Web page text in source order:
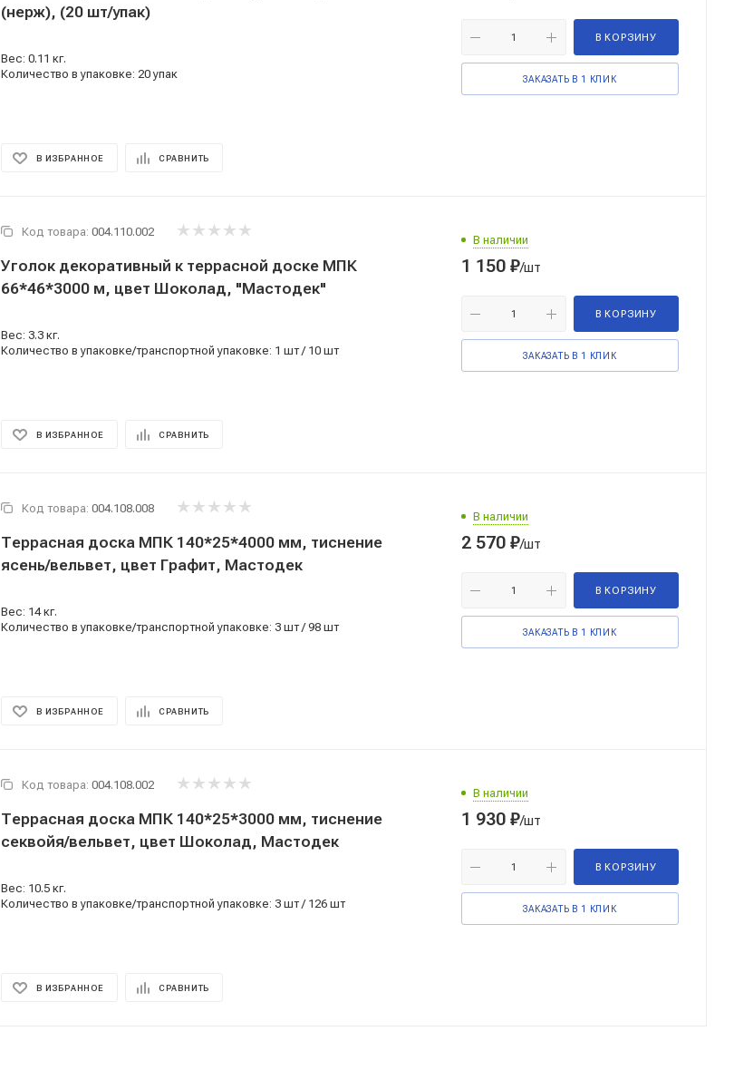
(нерж), (20 шт/упак)
Вес: 0.11 кг.
Количество в упаковке: 20 упак
В ИЗБРАННОЕ СРАВНИТЬ
В КОРЗИНУ
ЗАКАЗАТЬ В 1 КЛИК
Код товара: 004.110.002
Уголок декоративный к террасной доске МПК
66*46*3000 м, цвет Шоколад, "Мастодек"
Вес: 3.3 кг.
Количество в упаковке/транспортной упаковке: 1 шт / 10 шт
В ИЗБРАННОЕ СРАВНИТЬ
В наличии
1 150 ₽/шт
В КОРЗИНУ
ЗАКАЗАТЬ В 1 КЛИК
Код товара: 004.108.008
Террасная доска МПК 140*25*4000 мм, тиснение
ясень/вельвет, цвет Графит, Мастодек
Вес: 14 кг.
Количество в упаковке/транспортной упаковке: 3 шт / 98 шт
В ИЗБРАННОЕ СРАВНИТЬ
В наличии
2 570 ₽/шт
В КОРЗИНУ
ЗАКАЗАТЬ В 1 КЛИК
Код товара: 004.108.002
Террасная доска МПК 140*25*3000 мм, тиснение
секвойя/вельвет, цвет Шоколад, Мастодек
Вес: 10.5 кг.
Количество в упаковке/транспортной упаковке: 3 шт / 126 шт
В ИЗБРАННОЕ СРАВНИТЬ
В наличии
1 930 ₽/шт
В КОРЗИНУ
ЗАКАЗАТЬ В 1 КЛИК